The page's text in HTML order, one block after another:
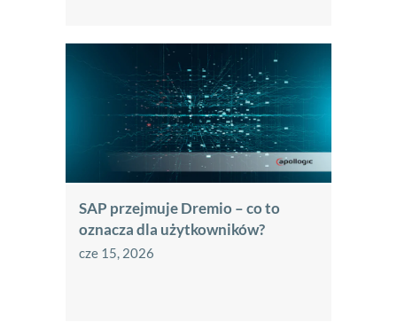
SAP przejmuje Dremio – co to
oznacza dla użytkowników?
cze 15, 2026